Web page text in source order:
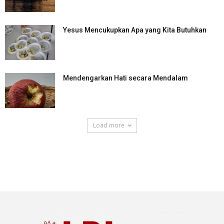
Yesus Mencukupkan Apa yang Kita Butuhkan
Mendengarkan Hati secara Mendalam
Load more